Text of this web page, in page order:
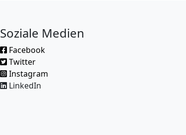
Soziale Medien
Facebook
Twitter
Instagram
LinkedIn